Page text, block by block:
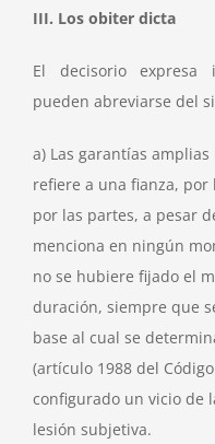
III. Los obiter dicta
El decisorio expresa
pueden abreviarse del
a) Las garantías
refiere a una fianza,
por las partes, a pesar
menciona en ningún
no se hubiere fijado el
duración, siempre que
base al cual se
(artículo 1988 del
configurado un vicio de
lesión subjetiva.